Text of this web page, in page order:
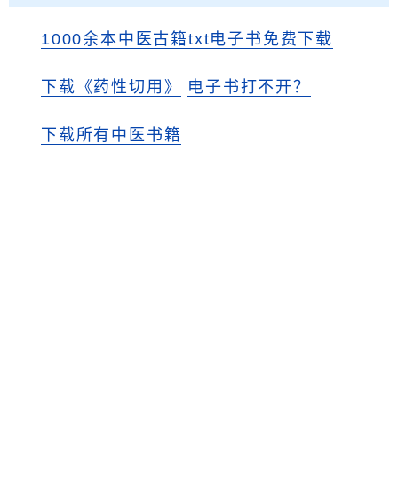
1000余本中医古籍txt电子书免费下载
下载《药性切用》 电子书打不开？
下载所有中医书籍